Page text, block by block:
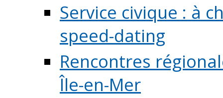
Service civique : à
speed-dating
Rencontres
Île-en-Mer